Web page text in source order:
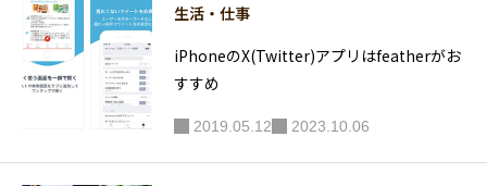
生活・仕事
iPhoneのX(Twitter)アプリはfeatherがお
すすめ
2019.05.12 2023.10.06